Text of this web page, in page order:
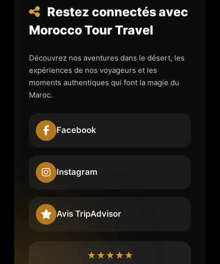
Restez connectés avec
Morocco Tour Travel
Découvrez nos aventures dans le désert, les
expériences de nos voyageurs et les
moments authentiques qui font la magie du
Maroc.
Facebook
Instagram
Avis TripAdvisor
★★★★★